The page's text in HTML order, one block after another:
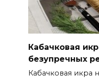
Кабачковая
безупречных
Кабачковая икра